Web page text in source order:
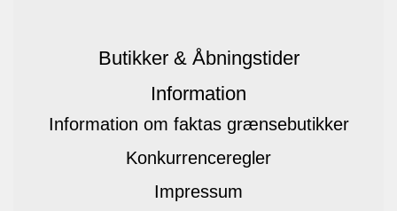
Butikker & Åbningstider
Information
Information om faktas grænsebutikker
Konkurrenceregler
Impressum